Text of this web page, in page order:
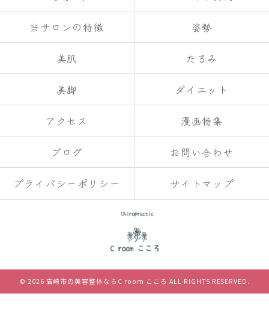
当サロンの特徴 姿勢
美肌 たるみ
美脚 ダイエット
アクセス 漫画特集
ブログ お問い合わせ
プライバシーポリシー サイトマップ
© 2026 高崎市の美容整体ならC room こころ ALL RIGHTS RESERVED.